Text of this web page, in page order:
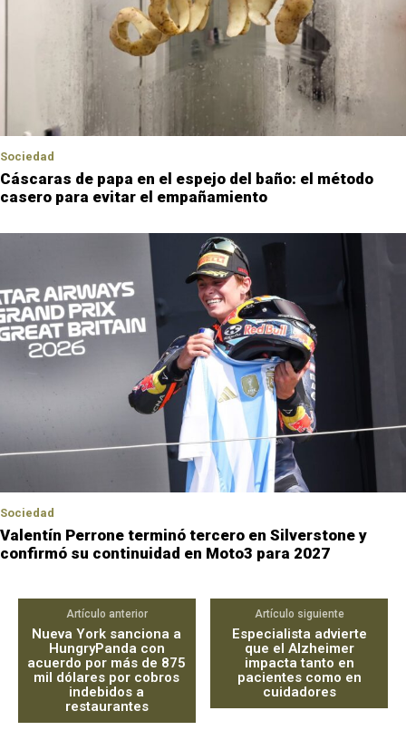
Sociedad
Cáscaras de papa en el espejo del baño: el método
casero para evitar el empañamiento
Sociedad
Valentín Perrone terminó tercero en Silverstone y
confirmó su continuidad en Moto3 para 2027
Artículo anterior
Nueva York sanciona a
HungryPanda con
acuerdo por más de 875
mil dólares por cobros
indebidos a
restaurantes
Artículo siguiente
Especialista advierte
que el Alzheimer
impacta tanto en
pacientes como en
cuidadores